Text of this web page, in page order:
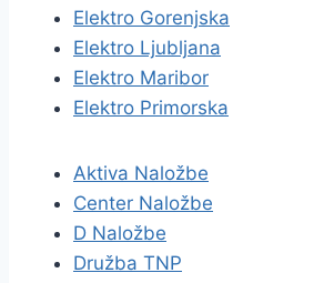
Elektro Gorenjska
Elektro Ljubljana
Elektro Maribor
Elektro Primorska
Aktiva Naložbe
Center Naložbe
D Naložbe
Družba TNP